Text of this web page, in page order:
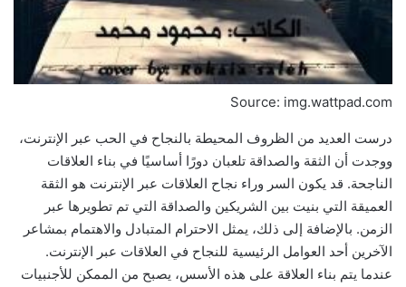
Source: img.wattpad.com
درست العديد من الظروف المحيطة بالنجاح في الحب عبر الإنترنت،
ووجدت أن الثقة والصداقة تلعبان دورًا أساسيًا في بناء العلاقات
الناجحة. قد يكون السر وراء نجاح العلاقات عبر الإنترنت هو الثقة
العميقة التي بنيت بين الشريكين والصداقة التي تم تطويرها عبر
الزمن. بالإضافة إلى ذلك، يمثل الاحترام المتبادل والاهتمام بمشاعر
الآخرين أحد العوامل الرئيسية للنجاح في العلاقات عبر الإنترنت.
عندما يتم بناء العلاقة على هذه الأسس، يصبح من الممكن للأجنبيات